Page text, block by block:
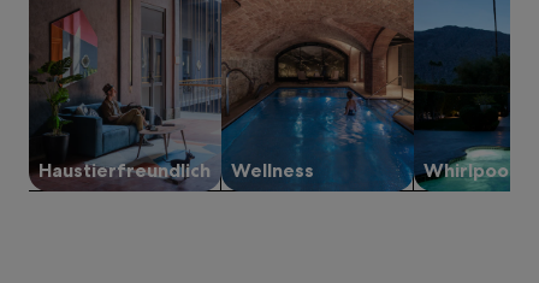
2 Erwachsenen
gefunden
wurde.
Preise
und
Verfügbarkeiten
können
sich
ändern.
Haustier­freundlich Wellness Whirlpool